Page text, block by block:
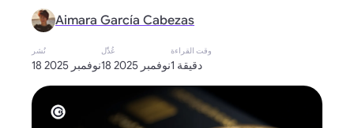
Aimara García Cabezas
نُشر
18 نوفمبر 2025
عُدِّل
18 نوفمبر 2025
وقت القراءة
1 دقيقة